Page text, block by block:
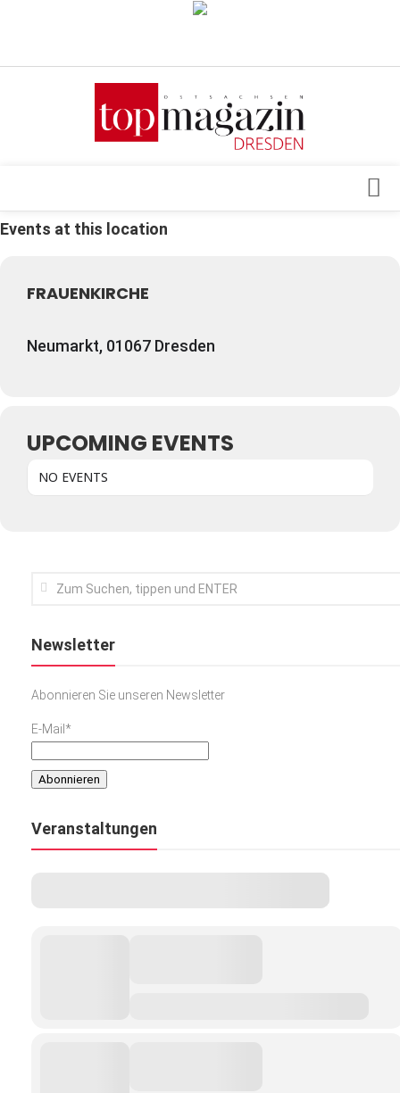
Verkaufsstellen
Mediadaten
Architektur & Design
Genuss
gesund & schön
Ausflug & Reise
SACHSEN IN PARIS
Events at this location
FRAUENKIRCHE
Neumarkt, 01067 Dresden
UPCOMING EVENTS
NO EVENTS
Newsletter
Abonnieren Sie unseren Newsletter
E-Mail*
Veranstaltungen